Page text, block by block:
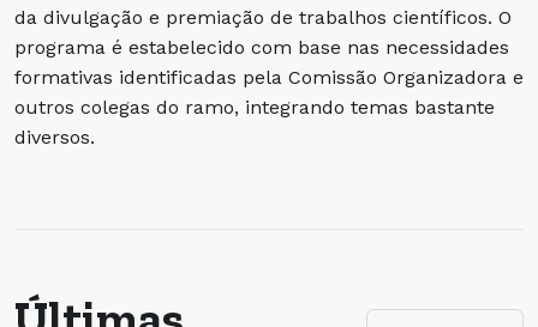
da divulgação e premiação de trabalhos científicos. O
programa é estabelecido com base nas necessidades
formativas identificadas pela Comissão Organizadora e
outros colegas do ramo, integrando temas bastante
diversos.